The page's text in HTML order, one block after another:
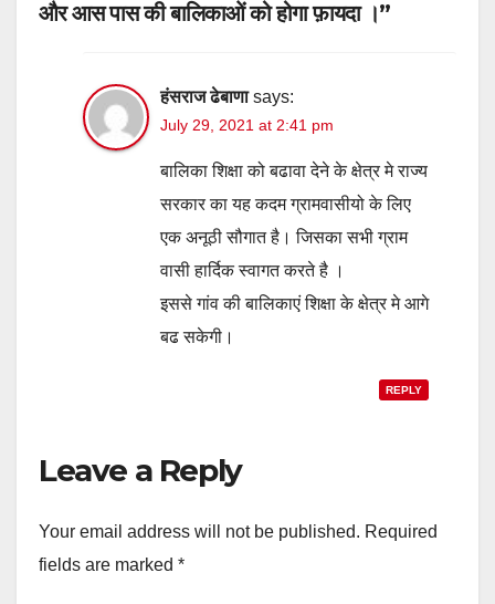
और आस पास की बालिकाओं को होगा फ़ायदा ।”
हंसराज ढेबाणा says:
July 29, 2021 at 2:41 pm
बालिका शिक्षा को बढावा देने के क्षेत्र मे राज्य
सरकार का यह कदम ग्रामवासीयो के लिए
एक अनूठी सौगात है। जिसका सभी ग्राम
वासी हार्दिक स्वागत करते है ।
इससे गांव की बालिकाएं शिक्षा के क्षेत्र मे आगे
बढ सकेगी।
REPLY
Leave a Reply
Your email address will not be published. Required
fields are marked *